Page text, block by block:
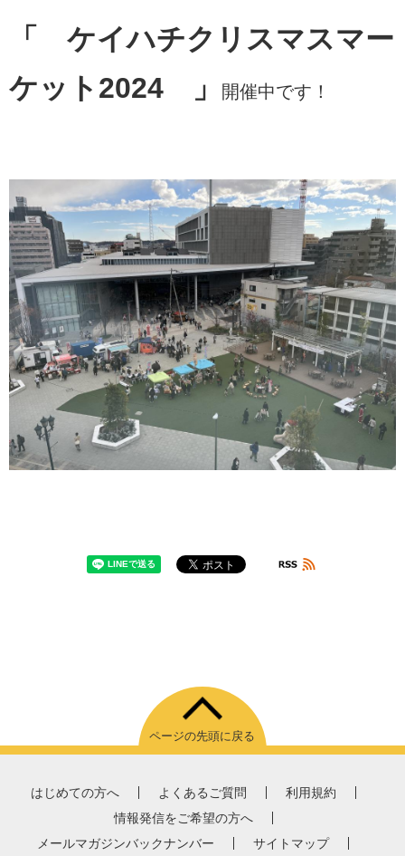
「 ケイハチクリスマスマー
ケット2024
」 開催中です！
ページの先頭に戻る
はじめての方へ よくあるご質問
利用規約
情報発信をご希望の方へ
メールマガジンバックナンバー
サイトマップ